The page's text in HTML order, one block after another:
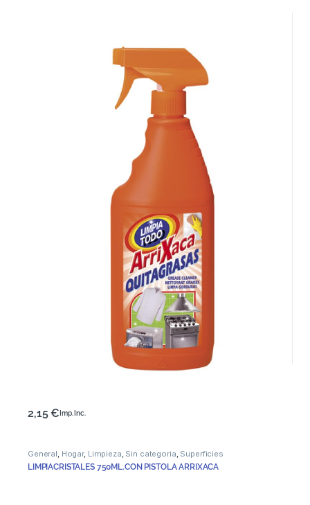
2,15€ Imp. Inc.
General Hogar, Limpieza Sin categoria Superficies
LIMPIACRISTALES 750ML.CON PISTOLA ARRIXACA